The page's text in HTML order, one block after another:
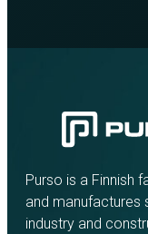
Purso is a Finnish
and manufactures
industry and